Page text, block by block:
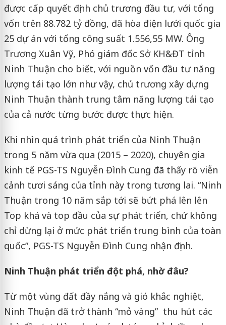
được cấp quyết định chủ trương đầu tư, với tổng
vốn trên 88.782 tỷ đồng, đã hòa điện lưới quốc gia
25 dự án với tổng công suất 1.556,55 MW. Ông
Trương Xuân Vỹ, Phó giám đốc Sở KH&ĐT tỉnh
Ninh Thuận cho biết, với nguồn vốn đầu tư năng
lượng tái tạo lớn như vậy, chủ trương xây dựng
Ninh Thuận thành trung tâm năng lượng tái tạo
của cả nước từng bước được thực hiện.
Khi nhìn quá trình phát triển của Ninh Thuận
trong 5 năm vừa qua (2015 – 2020), chuyên gia
kinh tế PGS-TS Nguyễn Đình Cung đã thấy rõ viễn
cảnh tươi sáng của tỉnh này trong tương lai. “Ninh
Thuận trong 10 năm sắp tới sẽ bứt phá lên lên
Top khá và top đầu của sự phát triển, chứ không
chỉ dừng lại ở mức phát triển trung bình của toàn
quốc”, PGS-TS Nguyễn Đình Cung nhận định.
Ninh Thuận phát triển đột phá, nhờ đâu?
Từ một vùng đất đầy nắng và gió khắc nghiệt,
Ninh Thuận đã trở thành “mỏ vàng” thu hút các